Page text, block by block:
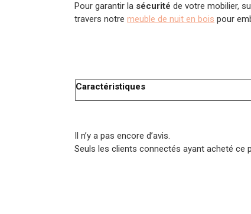
Pour garantir la sécurité de votre mobilier,
travers notremeuble de nuit en bois pour
Caractéristiques
Il n’y a pas encore d’avis.
Seuls les clients connectés ayant acheté ce